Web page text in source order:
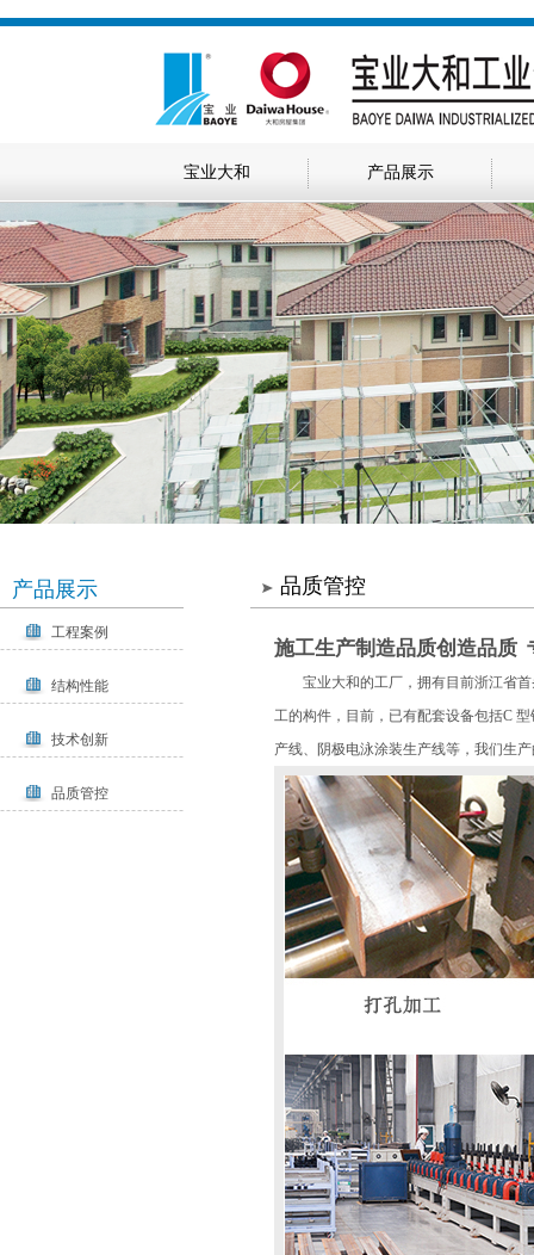
宝业大和 产品展示
产品展示
工程案例
结构性能
技术创新
品质管控
品质管控
施工生产制造品质创造品质
宝业大和的工厂，拥有目前浙江省
工的构件，目前，已有配套设备包括C
产线、阴极电泳涂装生产线等，我们生